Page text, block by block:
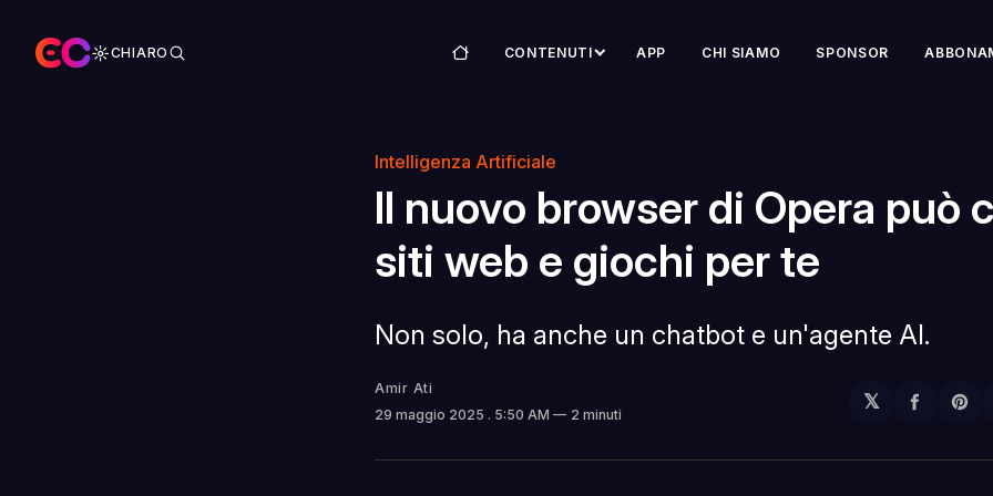
CHIARO CONTENUTI APP CHI SIAMO SPONSOR
Intelligenza Artificiale
Il nuovo browser di Opera può
siti web e giochi per te
Non solo, ha anche un chatbot e un'agente AI.
Amir Ati
29 maggio 2025 . 5:50 AM 2 minuti
𝕏